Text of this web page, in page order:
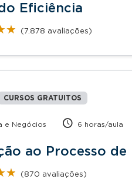
Eficiência
(7.878 avaliações)
CURSOS GRATUITOS
e Negócios 6 horas/aula
ao Processo de
(870 avaliações)